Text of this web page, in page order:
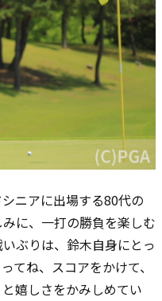
ニアに出場する80代の
に、一打の勝負を楽しむ
ぶりは、鈴木自身にとっ
てね、スコアをかけて、
嬉しさをかみしめてい